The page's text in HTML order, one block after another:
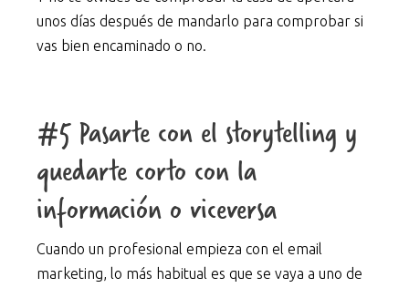
unos días después de mandarlo para comprobar si
vas bien encaminado o no.
#5 Pasarte con el storytelling y
quedarte corto con la
información o viceversa
Cuando un profesional empieza con el email
marketing, lo más habitual es que se vaya a uno de